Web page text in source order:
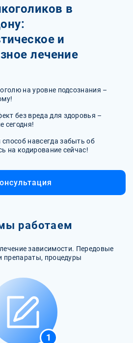
в
и
лечение
на уровне подсознания –
без вреда для здоровья –
сегодня!
навсегда забыть об
на кодирование сейчас!
работаем
зависимости. Передовые
препараты, процедуры
1